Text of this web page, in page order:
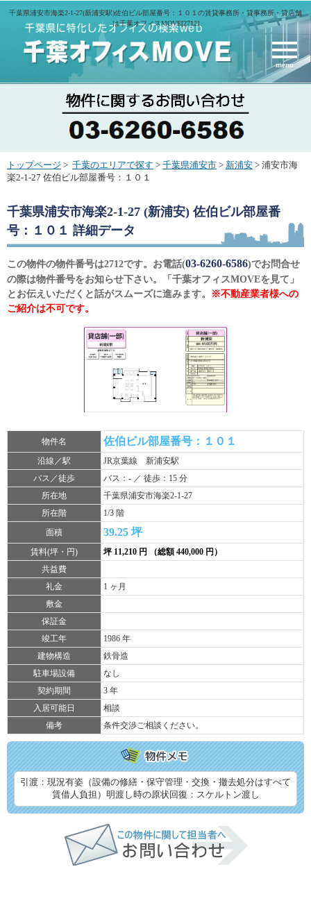
千葉県浦安市海楽2-1-27(新浦安駅)佐伯ビル部屋番号：１０１の賃貸事務所・貸事務所・貸店舗
は千葉オフィスMOVE[2712]
menu
トップページ > 千葉のエリアで探す > 千葉県浦安市 > 新浦安 > 浦安市海
楽2-1-27 佐伯ビル部屋番号：１０１
千葉県浦安市海楽2-1-27 (新浦安) 佐伯ビル部屋番
号：１０１ 詳細データ
この物件の物件番号は2712です。お電話(03-6260-6586)でお問合せ
の際は物件番号をお知らせ下さい。「千葉オフィスMOVEを見て」
とお伝えいただくと話がスムーズに進みます。
※不動産業者様への
ご紹介は不可です。
物件名 佐伯ビル部屋番号：１０１
沿線／駅
JR京葉線 新浦安駅
バス／徒歩
バス：- ／ 徒歩：15 分
所在地
千葉県浦安市海楽2-1-27
所在階
1/3 階
面積
39.25 坪
賃料(坪・円)
坪 11,210 円 （総額 440,000 円）
共益費
礼金
1 ヶ月
敷金
保証金
竣工年
1986 年
建物構造
鉄骨造
駐車場設備
なし
契約期間
3 年
入居可能日
相談
備考
条件交渉ご相談ください。
引渡：現況有姿（設備の修繕・保守管理・交換・撤去処分はすべて
賃借人負担）明渡し時の原状回復：スケルトン渡し